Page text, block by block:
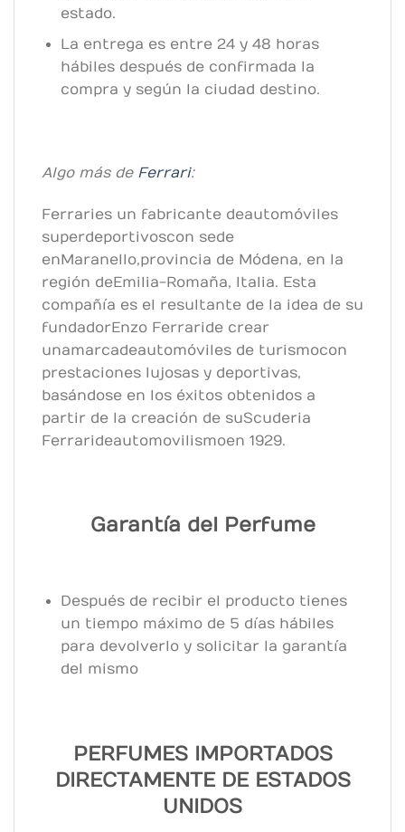
estado.
La entrega es entre 24 y 48 horas
hábiles después de confirmada la
compra y según la ciudad destino.
Algo más de Ferrari:
Ferrari es un fabricante de automóviles
superdeportivos con sede
en Maranello, provincia de Módena, en la
región de Emilia-Romaña, Italia. Esta
compañía es el resultante de la idea de su
fundador Enzo Ferrari de crear
una marca de automóviles de turismo con
prestaciones lujosas y deportivas,
basándose en los éxitos obtenidos a
partir de la creación de su Scuderia
Ferrari de automovilismo en 1929.
Garantía del Perfume
Después de recibir el producto tienes
un tiempo máximo de 5 días hábiles
para devolverlo y solicitar la garantía
del mismo
PERFUMES IMPORTADOS
DIRECTAMENTE DE ESTADOS
UNIDOS